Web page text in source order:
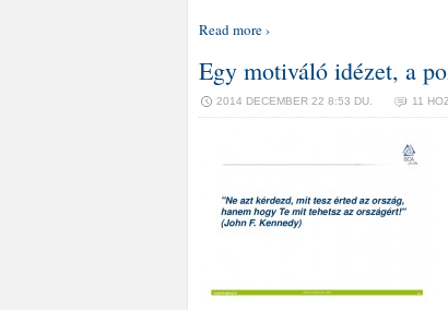
Read more ›
Egy motiváló idézet, a
2014 DECEMBER 22 8:53 DU. 11